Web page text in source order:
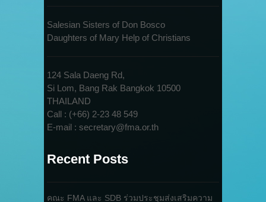
Salesian Sisters of Don Bosco
Daughters of Mary Help of Christians
124 Sala Daeng Rd,
Si Lom, Bang Rak Bangkok 10500
THAILAND
Call : (+66) 2-23 48 549
E-mail : secretary@fma.or.th
Recent Posts
คณะ FMA และ SDB ร่วมประชุมส่งเสริมความ